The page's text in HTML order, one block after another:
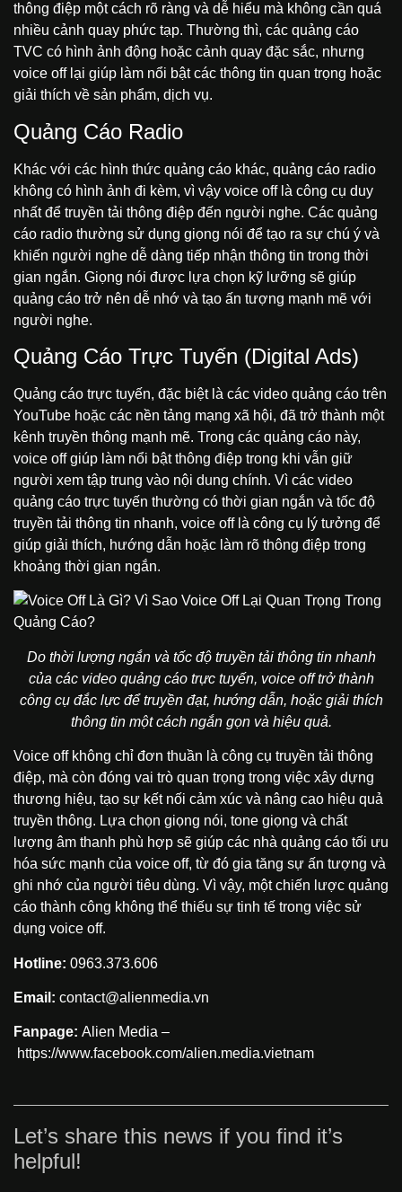
thông điệp một cách rõ ràng và dễ hiểu mà không cần quá
nhiều cảnh quay phức tạp. Thường thì, các quảng cáo
TVC có hình ảnh động hoặc cảnh quay đặc sắc, nhưng
voice off lại giúp làm nổi bật các thông tin quan trọng hoặc
giải thích về sản phẩm, dịch vụ.
Quảng Cáo Radio
Khác với các hình thức quảng cáo khác, quảng cáo radio
không có hình ảnh đi kèm, vì vậy voice off là công cụ duy
nhất để truyền tải thông điệp đến người nghe. Các quảng
cáo radio thường sử dụng giọng nói để tạo ra sự chú ý và
khiến người nghe dễ dàng tiếp nhận thông tin trong thời
gian ngắn. Giọng nói được lựa chọn kỹ lưỡng sẽ giúp
quảng cáo trở nên dễ nhớ và tạo ấn tượng mạnh mẽ với
người nghe.
Quảng Cáo Trực Tuyến (Digital Ads)
Quảng cáo trực tuyến, đặc biệt là các video quảng cáo trên
YouTube hoặc các nền tảng mạng xã hội, đã trở thành một
kênh truyền thông mạnh mẽ. Trong các quảng cáo này,
voice off giúp làm nổi bật thông điệp trong khi vẫn giữ
người xem tập trung vào nội dung chính. Vì các video
quảng cáo trực tuyến thường có thời gian ngắn và tốc độ
truyền tải thông tin nhanh, voice off là công cụ lý tưởng để
giúp giải thích, hướng dẫn hoặc làm rõ thông điệp trong
khoảng thời gian ngắn.
Do thời lượng ngắn và tốc độ truyền tải thông tin nhanh
của các video quảng cáo trực tuyến, voice off trở thành
công cụ đắc lực để truyền đạt, hướng dẫn, hoặc giải thích
thông tin một cách ngắn gọn và hiệu quả.
Voice off không chỉ đơn thuần là công cụ truyền tải thông
điệp, mà còn đóng vai trò quan trọng trong việc xây dựng
thương hiệu, tạo sự kết nối cảm xúc và nâng cao hiệu quả
truyền thông. Lựa chọn giọng nói, tone giọng và chất
lượng âm thanh phù hợp sẽ giúp các nhà quảng cáo tối ưu
hóa sức mạnh của voice off, từ đó gia tăng sự ấn tượng và
ghi nhớ của người tiêu dùng. Vì vậy, một chiến lược quảng
cáo thành công không thể thiếu sự tinh tế trong việc sử
dụng voice off.
Hotline: 0963.373.606
Email: contact@alienmedia.vn
Fanpage: Alien Media –
https://www.facebook.com/alien.media.vietnam
Let’s share this news if you find it’s
helpful!